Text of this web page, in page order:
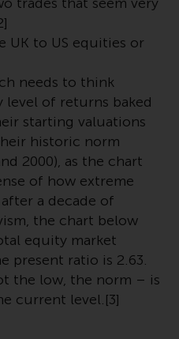
von 23.
oder Aufsicht
Redwheel-
die nicht von
wurden,
nur
im Sinne
1
3 und Abs.
Anleger“).
von Redwheel
in der Schweiz
FUND
12,
der von
UK to US equities or
needs to think
of returns baked
starting valuations
historic norm
2000), as the chart
of how extreme
a decade of
the chart below
equity market
present ratio is 2.63.
the low, the norm – is
current level.[3]